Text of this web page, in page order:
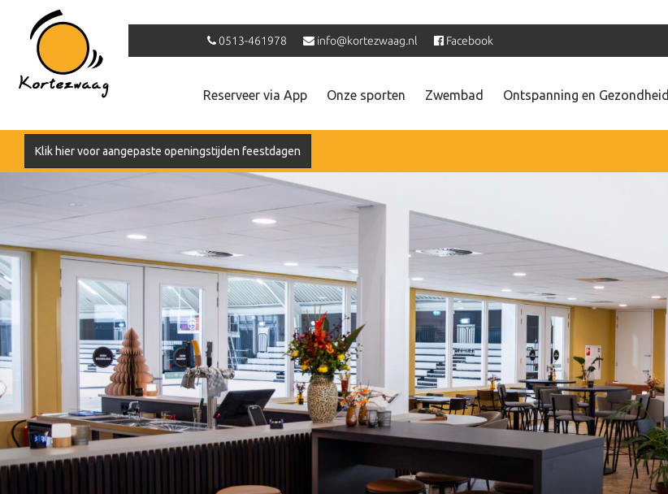
0513-461978 info@kortezwaag.nl Facebook
Reserveer via App Onze sporten Zwembad Ontspanning en Gezondheid
Klik hier voor aangepaste openingstijden feestdagen